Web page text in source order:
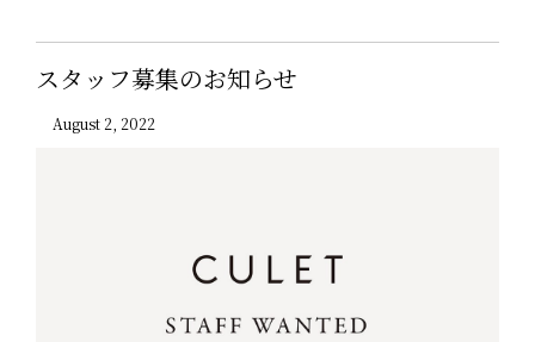
スタッフ募集のお知らせ
August 2, 2022